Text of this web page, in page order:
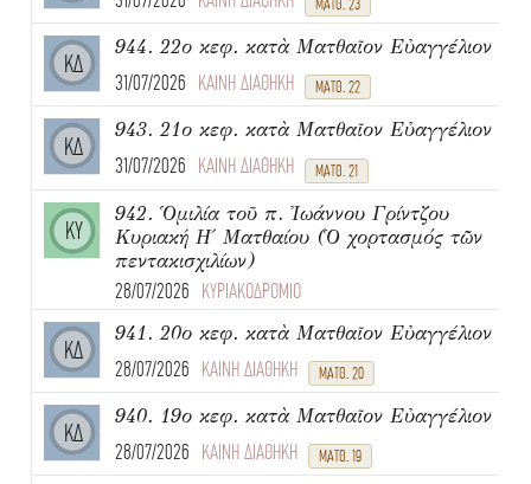
ΜΑΤΘ. 23
ΚΔ
944. 22ο κεφ. κατὰ Ματθαῖον Εὐαγγέλιον
31/07/2026 ΚΑΙΝΗ ΔΙΑΘΗΚΗ ΜΑΤΘ. 22
ΚΔ
943. 21ο κεφ. κατὰ Ματθαῖον Εὐαγγέλιον
31/07/2026 ΚΑΙΝΗ ΔΙΑΘΗΚΗ ΜΑΤΘ. 21
ΚΥ
942. Ὁμιλία τοῦ π. Ἰωάννου Γρίντζου
Κυριακή Η΄ Ματθαίου (Ὁ χορτασμός τῶν
πεντακισχιλίων)
28/07/2026 ΚΥΡΙΑΚΟΔΡΟΜΙΟ
ΚΔ
941. 20ο κεφ. κατὰ Ματθαῖον Εὐαγγέλιον
28/07/2026 ΚΑΙΝΗ ΔΙΑΘΗΚΗ ΜΑΤΘ. 20
ΚΔ
940. 19ο κεφ. κατὰ Ματθαῖον Εὐαγγέλιον
28/07/2026 ΚΑΙΝΗ ΔΙΑΘΗΚΗ ΜΑΤΘ. 19